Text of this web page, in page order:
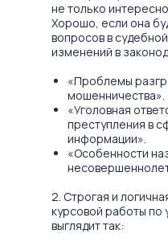
не только
Хорошо, если она
вопросов в
изменений в
«Проблемы
мошенничества».
«Уголовная
преступления в
информации».
«Особенности
2. Строгая и
курсовой работы по
выглядит так: